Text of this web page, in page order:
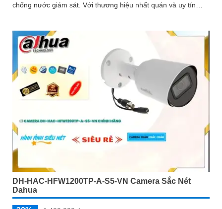
chống nước giám sát. Với thương hiệu nhất quán và uy tín
DH-HAC-HFW1200TP-A-S5-VN Camera Sắc Nét
Dahua